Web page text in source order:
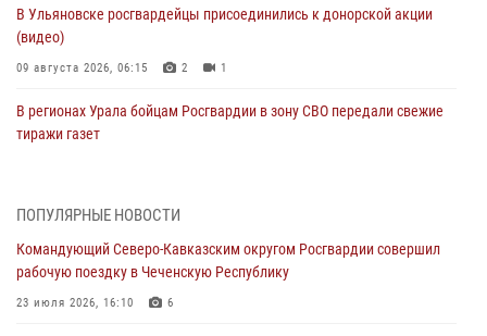
В Ульяновске росгвардейцы присоединились к донорской акции
(видео)
09 августа 2026, 06:15 2 1
В регионах Урала бойцам Росгвардии в зону СВО передали свежие
тиражи газет
Росгвардейцы провели занятие по стрелковой подготовке для
краеведения Луганской Народной Республики
09 августа 2026, 05:00
ПОПУЛЯРНЫЕ НОВОСТИ
Командующий Северо-Кавказским округом Росгвардии совершил
рабочую поездку в Чеченскую Республику
23 июля 2026, 16:10 6